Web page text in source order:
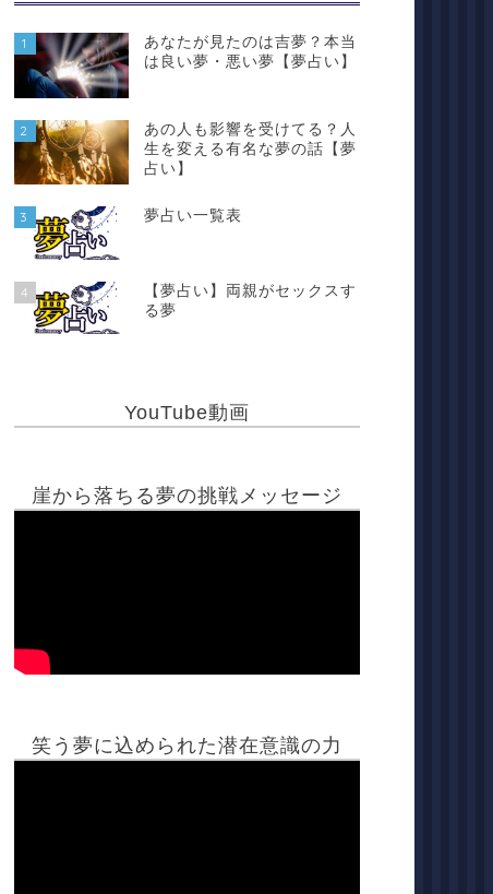
1
あなたが見たのは吉夢？本当
は良い夢・悪い夢【夢占い】
2
あの人も影響を受けてる？人
生を変える有名な夢の話【夢
占い】
3 夢占い一覧表
4
【夢占い】両親がセックスす
る夢
YouTube動画
崖から落ちる夢の挑戦メッセージ
笑う夢に込められた潜在意識の力